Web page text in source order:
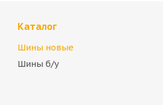
Каталог
Шины новые
Шины б/у